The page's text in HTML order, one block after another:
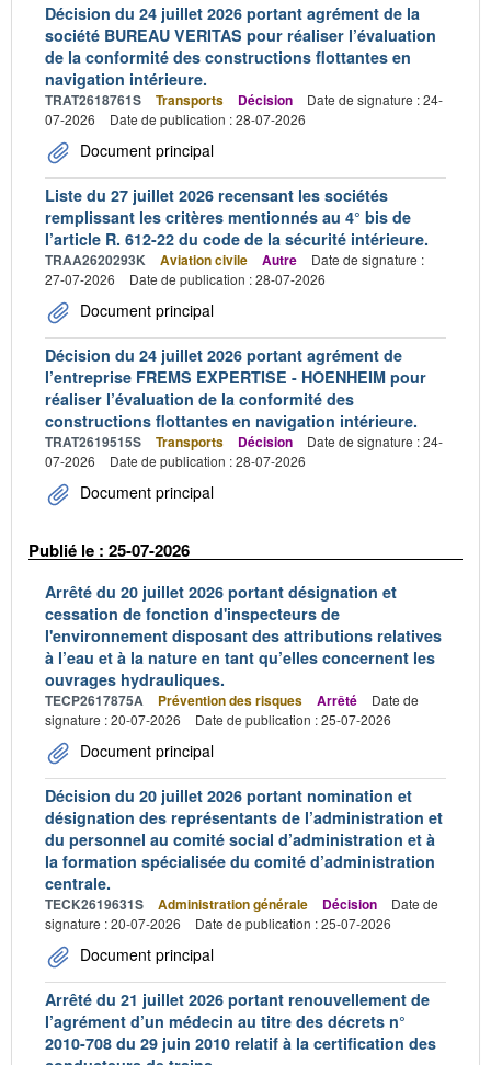
Décision du 24 juillet 2026 portant agrément de la
société BUREAU VERITAS pour réaliser l’évaluation
de la conformité des constructions flottantes en
navigation intérieure.
TRAT2618761S Transports Décision
Date de signature : 24-
07-2026
Date de publication : 28-07-2026
Document principal
Liste du 27 juillet 2026 recensant les sociétés
remplissant les critères mentionnés au 4° bis de
l’article R. 612-22 du code de la sécurité intérieure.
TRAA2620293K Aviation civile Autre
Date de signature :
27-07-2026
Date de publication : 28-07-2026
Document principal
Décision du 24 juillet 2026 portant agrément de
l’entreprise FREMS EXPERTISE - HOENHEIM pour
réaliser l’évaluation de la conformité des
constructions flottantes en navigation intérieure.
TRAT2619515S Transports Décision
Date de signature : 24-
07-2026
Date de publication : 28-07-2026
Document principal
Publié le : 25-07-2026
Arrêté du 20 juillet 2026 portant désignation et
cessation de fonction d'inspecteurs de
l'environnement disposant des attributions relatives
à l’eau et à la nature en tant qu’elles concernent les
ouvrages hydrauliques.
TECP2617875A Prévention des risques Arrêté
Date de
signature : 20-07-2026
Date de publication : 25-07-2026
Document principal
Décision du 20 juillet 2026 portant nomination et
désignation des représentants de l’administration et
du personnel au comité social d’administration et à
la formation spécialisée du comité d’administration
centrale.
TECK2619631S Administration générale Décision
Date de
signature : 20-07-2026
Date de publication : 25-07-2026
Document principal
Arrêté du 21 juillet 2026 portant renouvellement de
l’agrément d’un médecin au titre des décrets n°
2010-708 du 29 juin 2010 relatif à la certification des